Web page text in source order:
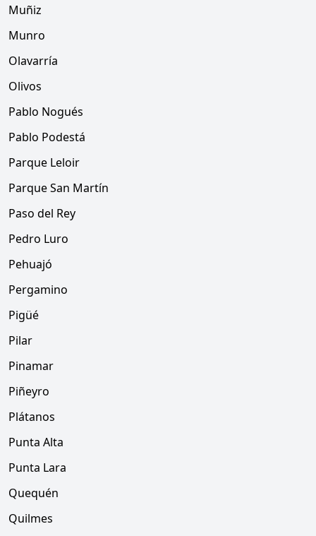
Muñiz
Munro
Olavarría
Olivos
Pablo Nogués
Pablo Podestá
Parque Leloir
Parque San Martín
Paso del Rey
Pedro Luro
Pehuajó
Pergamino
Pigüé
Pilar
Pinamar
Piñeyro
Plátanos
Punta Alta
Punta Lara
Quequén
Quilmes